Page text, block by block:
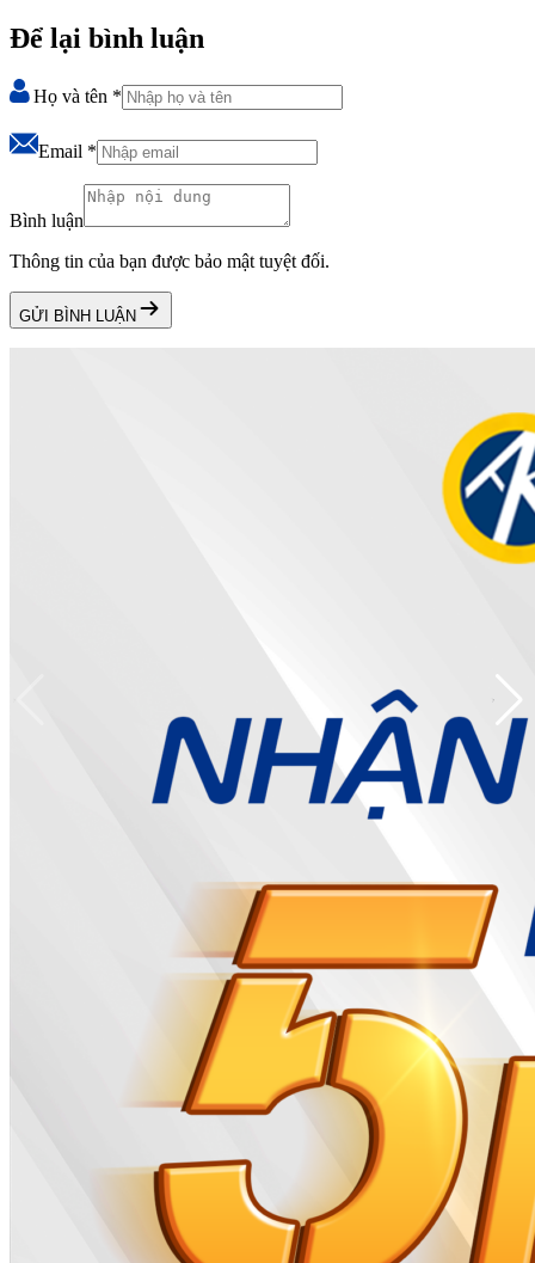
Để lại bình luận
Họ và tên *
Email *
Bình luận
Thông tin của bạn được bảo mật tuyệt đối.
GỬI BÌNH LUẬN